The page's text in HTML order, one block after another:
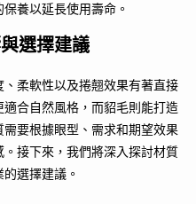
養以延長使用壽命。
選擇建議
柔軟性以及捲翹效果有著直接
合自然風格，而貂毛則能打造
要根據眼型、需求和期望效果
接下來，我們將深入探討材質
選擇建議。